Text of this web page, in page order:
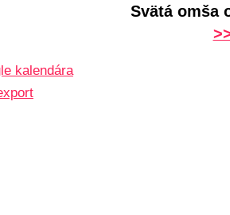
Svätá omša
kalendára